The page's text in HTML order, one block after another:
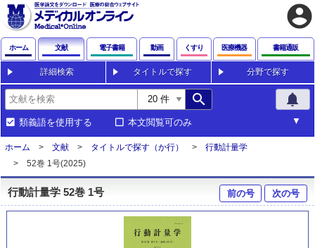
account_circle
ホーム 文献 電子書籍 動画 くすり 医療機器 書籍通販
詳細検索 タイトルで探す 分野で探す
search notifications
類義語を使用する 本文閲覧可のみ
ホーム 文献 タイトルで探す（か行）
行動計量学
52巻 1号(2025)
行動計量学 52巻 1号 前の号 次の号